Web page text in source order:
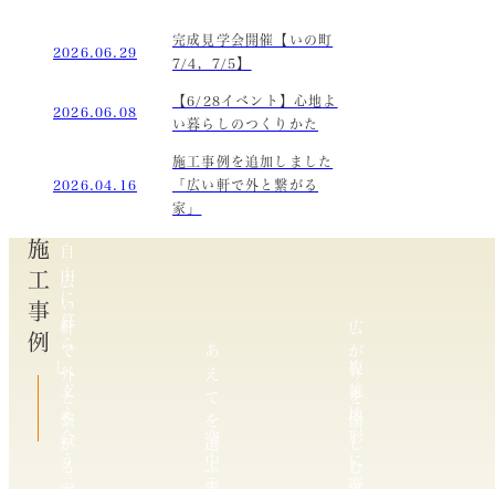
2026.06.29
完成見学会開催【いの町
7/4，7/5】
2026.06.08
【6/28イベント】心地よ
い暮らしのつくりかた
2026.04.16
施工事例を追加しました
「広い軒で外と繋がる
家」
施工事例
広
い
軒
で
外
と
繋
が
る
あ
え
て
を
選
広
が
り
を
愉
し
自
由
に
暮
ら
し、
支
え
合
う
空
複
雑
地
形